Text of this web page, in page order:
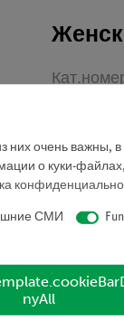
Please
* Prices
очень важны, в
о куки-
СМИ
nyAll